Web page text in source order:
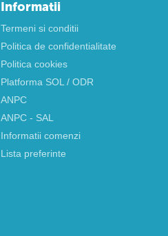
Informatii
Termeni si conditii
Politica de confidentialitate
Politica cookies
Platforma SOL / ODR
ANPC
ANPC - SAL
Informatii comenzi
Lista preferinte